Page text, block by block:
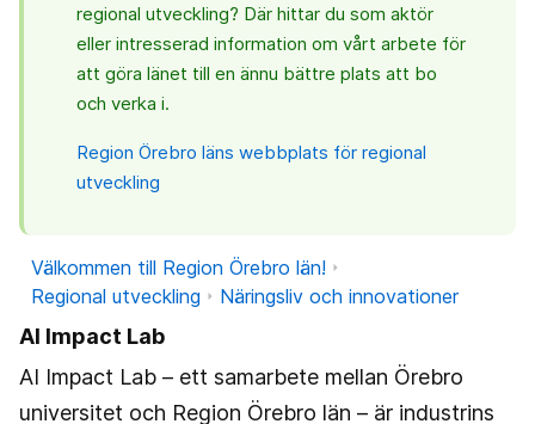
regional utveckling? Där hittar du som aktör
eller intresserad information om vårt arbete för
att göra länet till en ännu bättre plats att bo
och verka i.
Region Örebro läns webbplats för regional
utveckling
Välkommen till Region Örebro län!
Regional utveckling
Näringsliv och innovationer
AI Impact Lab
AI Impact Lab – ett samarbete mellan Örebro
universitet och Region Örebro län – är industrins